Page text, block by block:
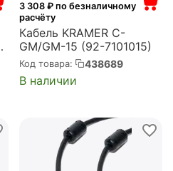
3 308₽ по безналичному
расчёту
Кабель KRAMER C-
GM/GM-15 (92-7101015)
Код товара: 438689
В наличии